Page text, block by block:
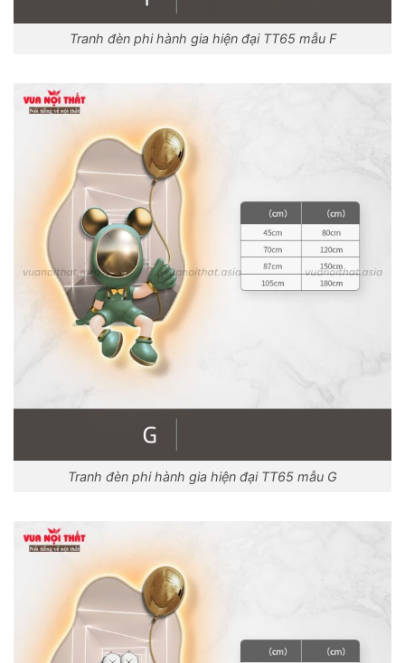
Tranh đèn phi hành gia hiện đại TT65 mẫu F
Tranh đèn phi hành gia hiện đại TT65 mẫu G